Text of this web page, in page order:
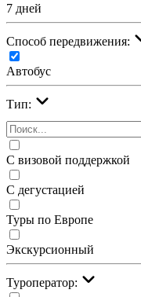
7 дней
Cпособ передвижения:
Автобус
Тип:
С визовой поддержкой
С дегустацией
Туры по Европе
Экскурсионный
Туроператор: